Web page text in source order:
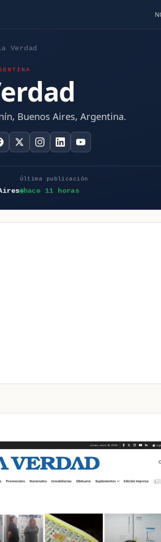
Verdad
Buenos Aires, Argentina.
Última publicación
hace 11 horas